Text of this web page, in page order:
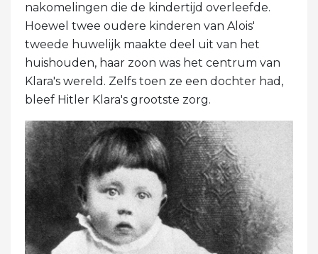
nakomelingen die de kindertijd overleefde.
Hoewel twee oudere kinderen van Alois'
tweede huwelijk maakte deel uit van het
huishouden, haar zoon was het centrum van
Klara's wereld. Zelfs toen ze een dochter had,
bleef Hitler Klara's grootste zorg.